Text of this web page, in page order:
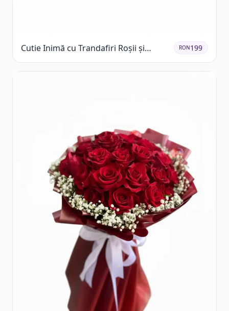
Cutie Inimă cu Trandafiri Roșii și
Ferrero Rocher
RON199